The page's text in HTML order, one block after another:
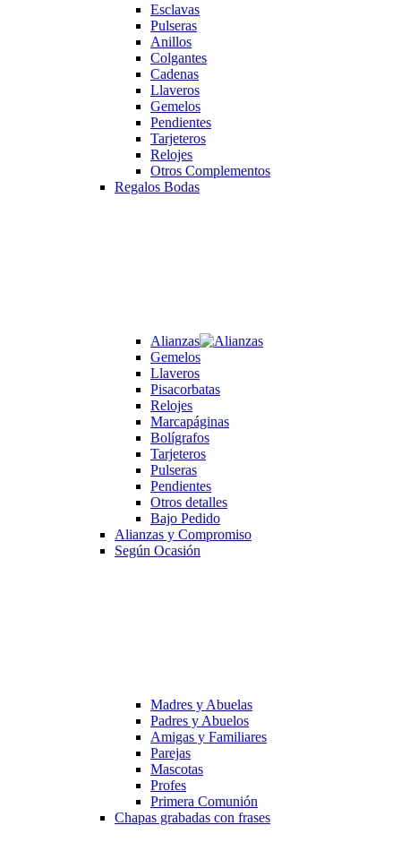
Esclavas
Pulseras
Anillos
Colgantes
Cadenas
Llaveros
Gemelos
Pendientes
Tarjeteros
Relojes
Otros Complementos
Regalos Bodas
Alianzas
Gemelos
Llaveros
Pisacorbatas
Relojes
Marcapáginas
Bolígrafos
Tarjeteros
Pulseras
Pendientes
Otros detalles
Bajo Pedido
Alianzas y Compromiso
Según Ocasión
Madres y Abuelas
Padres y Abuelos
Amigas y Familiares
Parejas
Mascotas
Profes
Primera Comunión
Chapas grabadas con frases